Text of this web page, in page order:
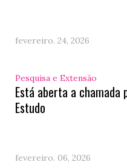
fevereiro. 24, 2026
Pesquisa e Extensão
Está aberta a chamada
Estudo
fevereiro. 06, 2026